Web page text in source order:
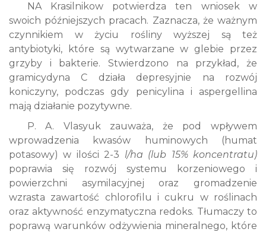
NA Krasilnikow potwierdza ten wniosek w
swoich późniejszych pracach. Zaznacza, że ​​ważnym
czynnikiem w życiu rośliny wyższej są też
antybiotyki, które są wytwarzane w glebie przez
grzyby i bakterie. Stwierdzono na przykład, że
gramicydyna C działa depresyjnie na rozwój
koniczyny, podczas gdy penicylina i aspergellina
mają działanie pozytywne.
P. A. Vlasyuk zauważa, że ​​pod wpływem
wprowadzenia kwasów huminowych (humat
potasowy) w ilości 2-3 l/ha (lub 15% koncentratu)
poprawia się rozwój systemu korzeniowego i
powierzchni asymilacyjnej oraz gromadzenie
wzrasta zawartość chlorofilu i cukru w ​​roślinach
oraz aktywność enzymatyczna redoks. Tłumaczy to
poprawą warunków odżywienia mineralnego, które